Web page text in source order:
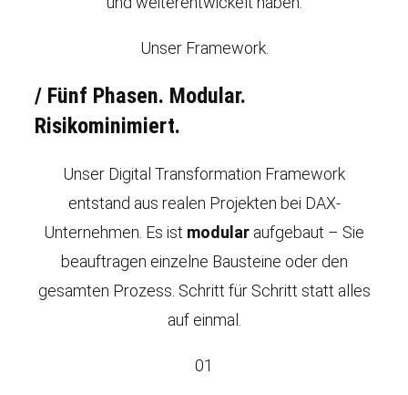
Unser Framework.
/ Fünf Phasen. Modular.
Risikominimiert.
Unser Digital Transformation Framework
entstand aus realen Projekten bei DAX-
Unternehmen. Es ist modular aufgebaut – Sie
beauftragen einzelne Bausteine oder den
gesamten Prozess. Schritt für Schritt statt alles
auf einmal.
01